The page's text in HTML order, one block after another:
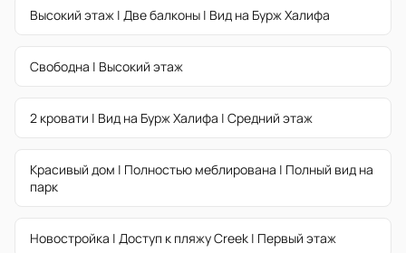
Высокий этаж | Две балконы | Вид на Бурж Халифа
Свободна | Высокий этаж
2 кровати | Вид на Бурж Халифа | Средний этаж
Красивый дом | Полностью меблирована | Полный вид на
парк
Новостройка | Доступ к пляжу Creek | Первый этаж